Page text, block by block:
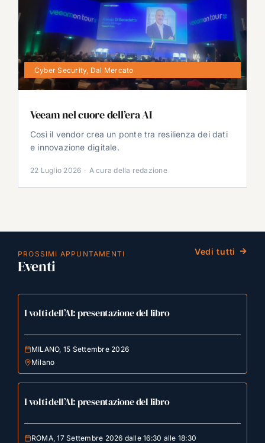
Cyber Security, Dal Mercato
Veeam nel cuore dell’era AI
Così il vendor crea un ponte tra resilienza dei dati
e innovazione digitale.
22 Luglio 2026 · A cura della redazione
PROSSIMI APPUNTAMENTI
Eventi
Vedi tutti
I volti dell’AI: presentazione del libro
MILANO, 15 Settembre 2026
Milano
I volti dell’AI: presentazione del libro
ROMA, 17 Settembre 2026 dalle 16:30 alle 18:30